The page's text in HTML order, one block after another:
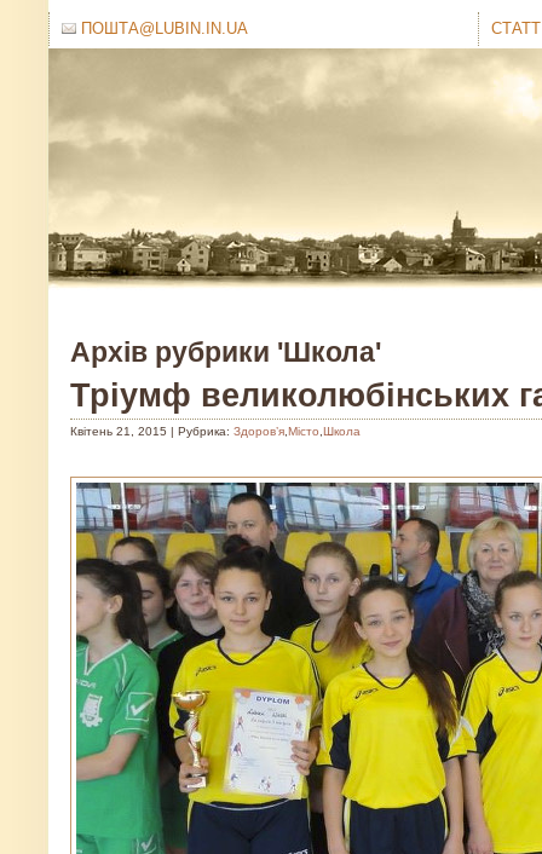
ПОШТА@LUBIN.IN.UA
Архів рубрики 'Школа'
Тріумф великолюбінських
Квітень 21, 2015 | Рубрика: Здоров’я Місто Школа